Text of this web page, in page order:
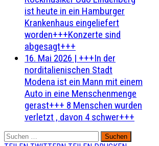
ist heute in ein Hamburger
Krankenhaus eingeliefert
worden+++Konzerte sind
abgesagt+++
16. Mai 2026 | +++In der
norditalienischen Stadt
Modena ist ein Mann mit einem
Auto in eine Menschenmenge
gerast+++ 8 Menschen wurden
verletzt , davon 4 schwer+++
Suchen